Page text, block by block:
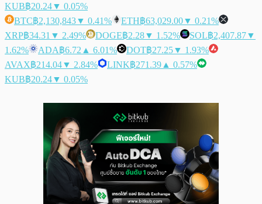
KUB฿20.24▼ 0.05%
BTC฿2,130,843▼ 0.41% ETH฿63,029.00▼ 0.21%
XRP฿34.31 ▼ 2.49% DOGE฿2.28▼ 1.52% SOL฿2,407.87▼
1.62%
ADA฿6.72 ▲ 6.01% DOT฿27.25▼ 1.93%
AVAX฿214.04▼ 2.84% LINK฿271.39 ▲ 0.57%
KUB฿20.24▼ 0.05%